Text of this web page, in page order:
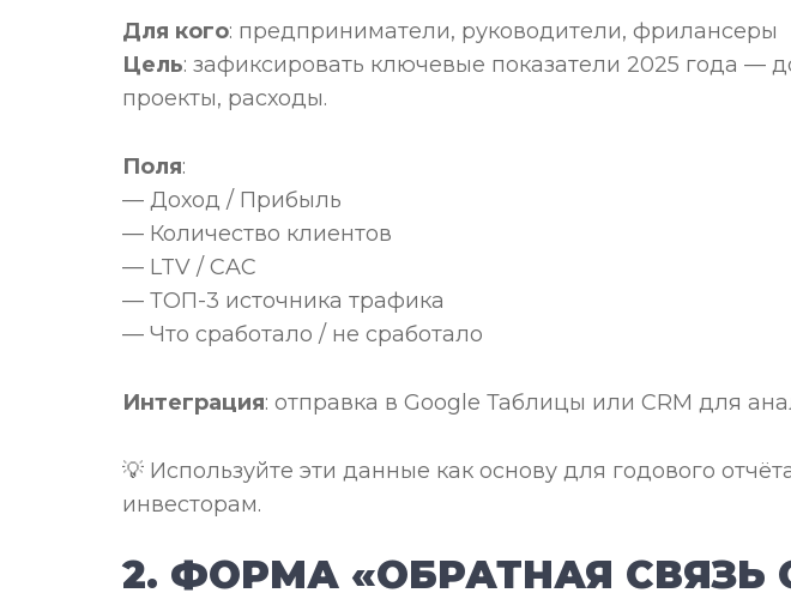
Для кого: предприниматели, руководители, фрилансеры
Цель: зафиксировать ключевые показатели 2025 года —
проекты, расходы.
Поля:
— Доход / Прибыль
— Количество клиентов
— LTV / CAC
— ТОП-3 источника трафика
— Что сработало / не сработало
Интеграция: отправка в Google Таблицы или CRM для
💡 Используйте эти данные как основу для годового
инвесторам.
2. ФОРМА «ОБРАТНАЯ СВЯЗЬ